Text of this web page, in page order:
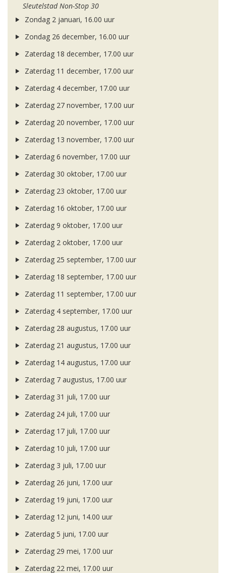
Sleutelstad Non-Stop 30
Zondag 2 januari, 16.00 uur
Zondag 26 december, 16.00 uur
Zaterdag 18 december, 17.00 uur
Zaterdag 11 december, 17.00 uur
Zaterdag 4 december, 17.00 uur
Zaterdag 27 november, 17.00 uur
Zaterdag 20 november, 17.00 uur
Zaterdag 13 november, 17.00 uur
Zaterdag 6 november, 17.00 uur
Zaterdag 30 oktober, 17.00 uur
Zaterdag 23 oktober, 17.00 uur
Zaterdag 16 oktober, 17.00 uur
Zaterdag 9 oktober, 17.00 uur
Zaterdag 2 oktober, 17.00 uur
Zaterdag 25 september, 17.00 uur
Zaterdag 18 september, 17.00 uur
Zaterdag 11 september, 17.00 uur
Zaterdag 4 september, 17.00 uur
Zaterdag 28 augustus, 17.00 uur
Zaterdag 21 augustus, 17.00 uur
Zaterdag 14 augustus, 17.00 uur
Zaterdag 7 augustus, 17.00 uur
Zaterdag 31 juli, 17.00 uur
Zaterdag 24 juli, 17.00 uur
Zaterdag 17 juli, 17.00 uur
Zaterdag 10 juli, 17.00 uur
Zaterdag 3 juli, 17.00 uur
Zaterdag 26 juni, 17.00 uur
Zaterdag 19 juni, 17.00 uur
Zaterdag 12 juni, 14.00 uur
Zaterdag 5 juni, 17.00 uur
Zaterdag 29 mei, 17.00 uur
Zaterdag 22 mei, 17.00 uur